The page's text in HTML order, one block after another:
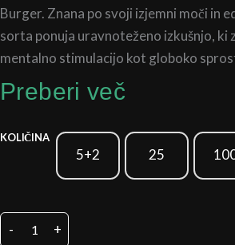
Burger. Znana po svoji izjemni moči in
sorta ponuja uravnoteženo izkušnjo, ki
mentalno stimulacijo kot globoko
Preberi več
KOLIČINA
5+2 25
-
DOUBLE
+